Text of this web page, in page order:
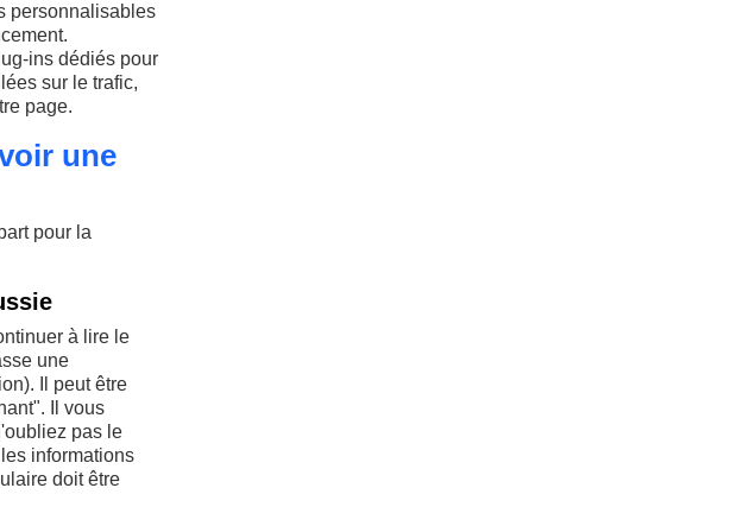
personnalisables
ins dédiés pour
sur le trafic,
page.
une
pour la
à lire le
une
Il peut être
Il vous
pas le
informations
doit être